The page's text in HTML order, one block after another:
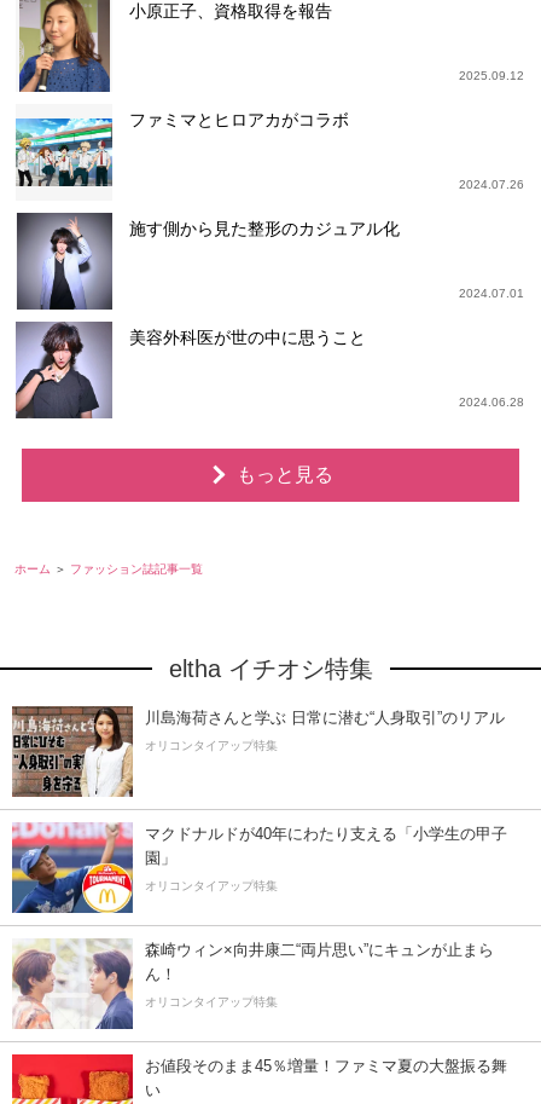
小原正子、資格取得を報告
2025.09.12
ファミマとヒロアカがコラボ
2024.07.26
施す側から見た整形のカジュアル化
2024.07.01
美容外科医が世の中に思うこと
2024.06.28
もっと見る
ホーム ファッション誌記事一覧
eltha イチオシ特集
川島海荷さんと学ぶ 日常に潜む“人身取引”のリアル
オリコンタイアップ特集
マクドナルドが40年にわたり支える「小学生の甲子
園」
オリコンタイアップ特集
森崎ウィン×向井康二“両片思い”にキュンが止まら
ん！
オリコンタイアップ特集
お値段そのまま45％増量！ファミマ夏の大盤振る舞
い